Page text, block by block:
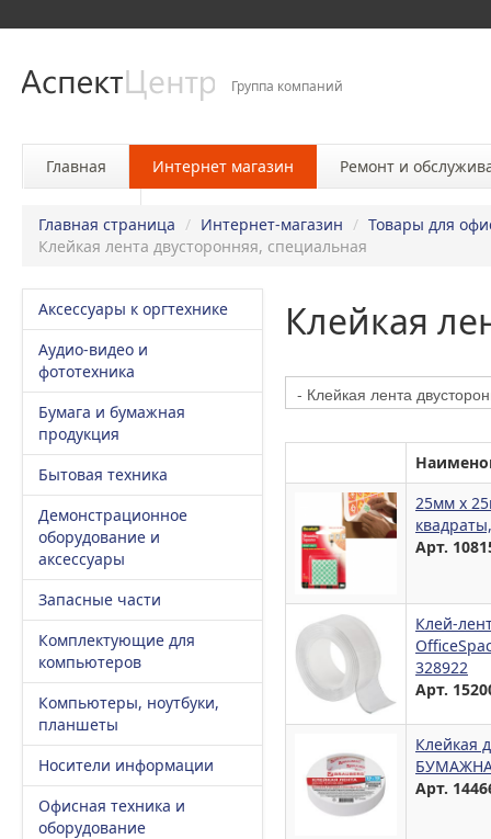
Группа компаний
Главная Интернет магазин Ремонт и
Главная страница / Интернет-магазин / Товары для
Клейкая лента двусторонняя, специальная
Аксессуары к оргтехнике
Аудио-видео и
фототехника
Бумага и бумажная
продукция
Бытовая техника
Демонстрационное
оборудование и
аксессуары
Запасные части
Комплектующие для
компьютеров
Компьютеры, ноутбуки,
планшеты
Носители информации
Офисная техника и
оборудование
Клейкая
25мм х
Арт.
Клей-
328922
Арт.
Клейкая
Арт.